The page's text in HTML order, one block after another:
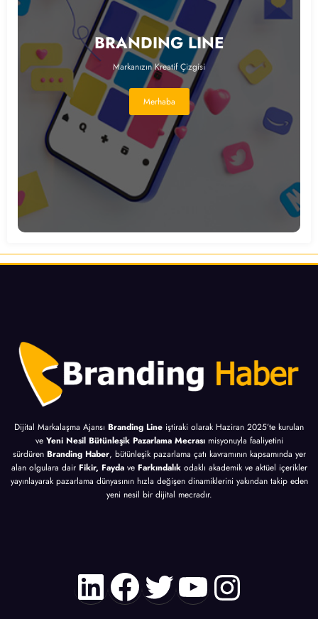
BRANDING LINE
Markanızın Kreatif Çizgisi
Merhaba
Dijital Markalaşma Ajansı Branding Line iştiraki olarak Haziran 2025’te kurulan
ve Yeni Nesil Bütünleşik Pazarlama Mecrası misyonuyla faaliyetini
sürdüren Branding Haber, bütünleşik pazarlama çatı kavramının kapsamında yer
alan olgulara dair Fikir, Fayda ve Farkındalık odaklı akademik ve aktüel içerikler
yayınlayarak pazarlama dünyasının hızla değişen dinamiklerini yakından takip eden
yeni nesil bir dijital mecradır.
LinkedIn
Facebook
Twitter
YouTube